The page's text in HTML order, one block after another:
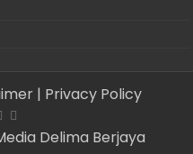
| Privacy Policy
Delima Berjaya